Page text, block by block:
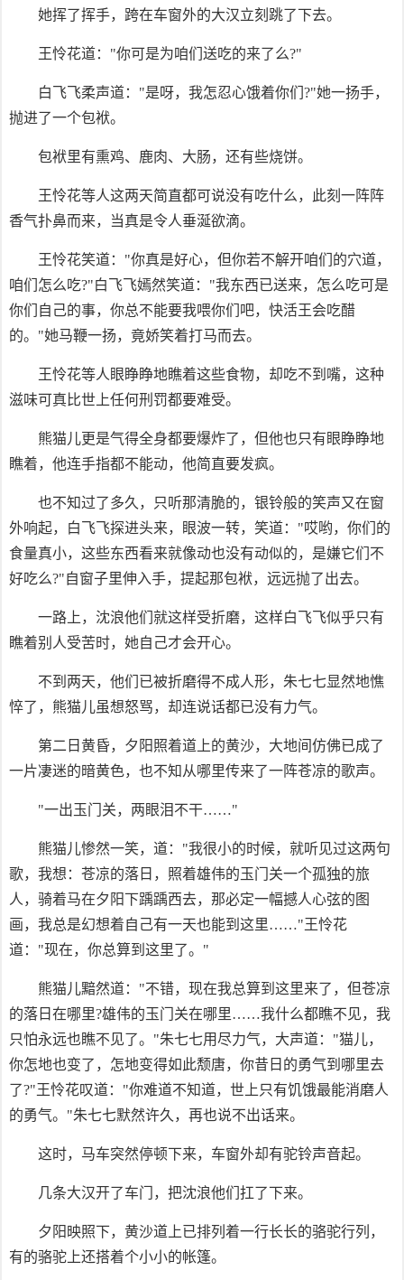
她挥了挥手，跨在车窗外的大汉立刻跳了下去。
王怜花道："你可是为咱们送吃的来了么?"
白飞飞柔声道："是呀，我怎忍心饿着你们?"她一扬手，
抛进了一个包袱。
包袱里有熏鸡、鹿肉、大肠，还有些烧饼。
王怜花等人这两天简直都可说没有吃什么，此刻一阵阵
香气扑鼻而来，当真是令人垂涎欲滴。
王怜花笑道："你真是好心，但你若不解开咱们的穴道，
咱们怎么吃?"白飞飞嫣然笑道："我东西已送来，怎么吃可是
你们自己的事，你总不能要我喂你们吧，快活王会吃醋
的。"她马鞭一扬，竟娇笑着打马而去。
王怜花等人眼睁睁地瞧着这些食物，却吃不到嘴，这种
滋味可真比世上任何刑罚都要难受。
熊猫儿更是气得全身都要爆炸了，但他也只有眼睁睁地
瞧着，他连手指都不能动，他简直要发疯。
也不知过了多久，只听那清脆的，银铃般的笑声又在窗
外响起，白飞飞探进头来，眼波一转，笑道："哎哟，你们的
食量真小，这些东西看来就像动也没有动似的，是嫌它们不
好吃么?"自窗子里伸入手，提起那包袱，远远抛了出去。
一路上，沈浪他们就这样受折磨，这样白飞飞似乎只有
瞧着别人受苦时，她自己才会开心。
不到两天，他们已被折磨得不成人形，朱七七显然地憔
悴了，熊猫儿虽想怒骂，却连说话都已没有力气。
第二日黄昏，夕阳照着道上的黄沙，大地间仿佛已成了
一片凄迷的暗黄色，也不知从哪里传来了一阵苍凉的歌声。
"一出玉门关，两眼泪不干……"
熊猫儿惨然一笑，道："我很小的时候，就听见过这两句
歌，我想：苍凉的落日，照着雄伟的玉门关一个孤独的旅
人，骑着马在夕阳下踽踽西去，那必定一幅撼人心弦的图
画，我总是幻想着自己有一天也能到这里……"王怜花
道："现在，你总算到这里了。"
熊猫儿黯然道："不错，现在我总算到这里来了，但苍凉
的落日在哪里?雄伟的玉门关在哪里……我什么都瞧不见，我
只怕永远也瞧不见了。"朱七七用尽力气，大声道："猫儿，
你怎地也变了，怎地变得如此颓唐，你昔日的勇气到哪里去
了?"王怜花叹道："你难道不知道，世上只有饥饿最能消磨人
的勇气。"朱七七默然许久，再也说不出话来。
这时，马车突然停顿下来，车窗外却有驼铃声音起。
几条大汉开了车门，把沈浪他们扛了下来。
夕阳映照下，黄沙道上已排列着一行长长的骆驼行列，
有的骆驼上还搭着个小小的帐篷。